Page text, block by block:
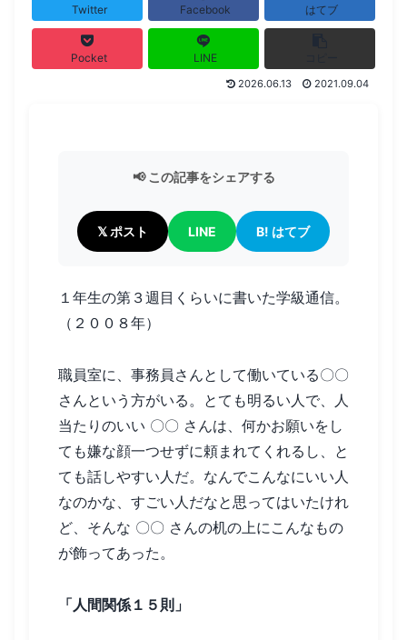
Twitter Facebook はてブ
Pocket LINE
2026.06.13 2021.09.04
📢 この記事をシェアする
𝕏 ポスト LINE B! はてブ
１年生の第３週目くらいに書いた学級通信。
（２００８年）
職員室に、事務員さんとして働いている〇〇
さんという方がいる。とても明るい人で、人
当たりのいい 〇〇 さんは、何かお願いをし
ても嫌な顔一つせずに頼まれてくれるし、と
ても話しやすい人だ。なんでこんなにいい人
なのかな、すごい人だなと思ってはいたけれ
ど、そんな 〇〇 さんの机の上にこんなもの
が飾ってあった。
「人間関係１５則」